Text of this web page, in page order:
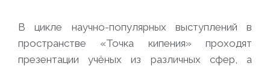
В цикле научно-популярных выступлений в
пространстве «Точка кипения» проходят
презентации учёных из различных сфер, а